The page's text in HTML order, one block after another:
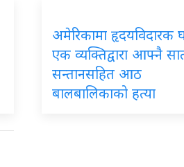
अमेरिकामा हृदयविदारक
एक व्यक्तिद्वारा आफ्नै
सन्तानसहित आठ
बालबालिकाको हत्या